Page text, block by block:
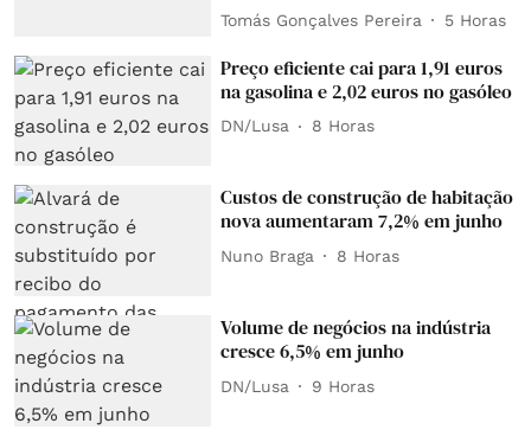
Tomás Gonçalves Pereira 5 Horas
Preço eficiente cai para 1,91 euros
na gasolina e 2,02 euros no gasóleo
DN/Lusa 8 Horas
Custos de construção de habitação
nova aumentaram 7,2% em junho
Nuno Braga 8 Horas
Volume de negócios na indústria
cresce 6,5% em junho
DN/Lusa 9 Horas